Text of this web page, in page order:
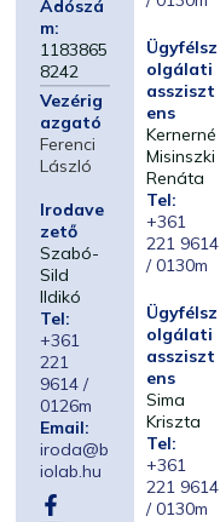
Adószá
m:
1183865
8242
Vezérig
azgató
Ferenci
László
Irodave
zető
Szabó-
Sild
Ildikó
Tel:
+361
221
9614 /
0126m
Email:
iroda@b
iolab.hu
Ügyfélsz
olgálati
assziszt
ens
Kernerné
Misinszki
Renáta
Tel:
+361
221 9614
/ 0130m
Ügyfélsz
olgálati
assziszt
ens
Sima
Kriszta
Tel:
+361
221 9614
/ 0130m